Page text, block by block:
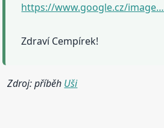
https://www.google.cz/image…
Zdraví Cempírek!
Zdroj: příběh Uši